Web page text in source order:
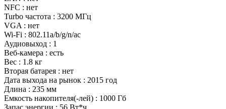
NFC : нет
Turbo частота : 3200 МГц
VGA : нет
Wi-Fi : 802.11a/b/g/n/ac
Аудиовыход : 1
Веб-камера : есть
Вес : 1.8 кг
Вторая батарея : нет
Дата выхода на рынок : 2015 год
Длина : 235 мм
Емкость накопителя(-лей) : 1000 Гб
Запас энергии : 56 Вт*ч